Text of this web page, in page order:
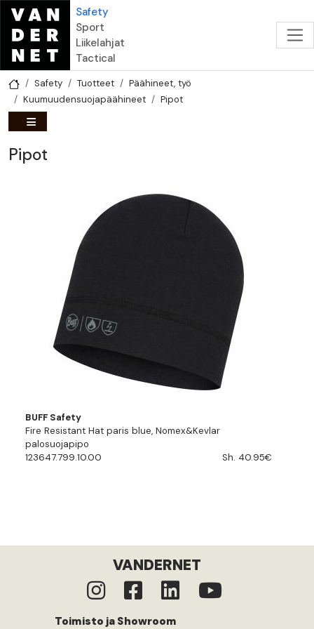
Hyppää pääsisältöön
Safety
Sport
Liikelahjat
Tactical
Safety Tuotteet
Päähineet, työ
Kuumuudensuojapäähineet
Pipot
Pipot
BUFF Safety
Fire Resistant Hat paris blue, Nomex&Kevlar
palosuojapipo
123647.799.10.00
Sh. 40.95€
VANDERNET
Toimisto ja Showroom